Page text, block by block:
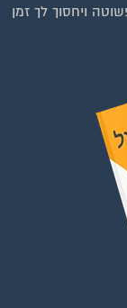
ויחסוך לך זמן